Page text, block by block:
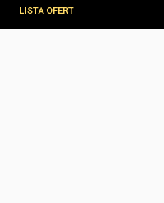
LISTA OFERT